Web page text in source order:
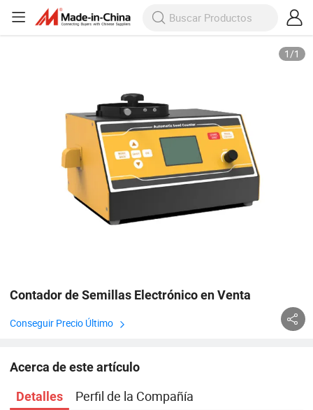
1/1
Contador de Semillas Electrónico en Venta
Conseguir Precio Último
Acerca de este artículo
Detalles Perfil de la Compañía